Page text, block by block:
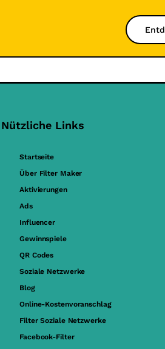
Nützliche Links
Startseite
Über Filter Maker
Aktivierungen
Ads
Influencer
Gewinnspiele
QR Codes
Soziale Netzwerke
Blog
Online-Kostenvoranschlag
Filter Soziale Netzwerke
Facebook-Filter